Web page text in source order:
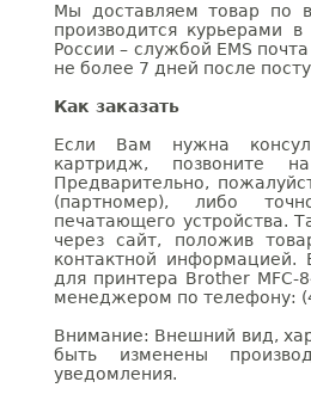
Мы доставляем товар по
производится курьерами
России – службой EMS
не более 7 дней после
Как заказать
Если Вам нужна
картридж, позвоните
Предварительно,
(партномер), либо
печатающего устройства.
через сайт, положив
контактной информацией.
для принтера Brother
менеджером по телефону:
Внимание: Внешний вид,
быть изменены
уведомления.